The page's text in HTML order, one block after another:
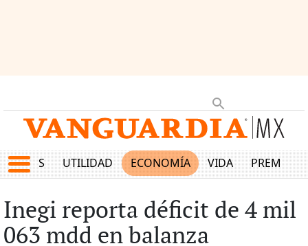
UTILIDAD ECONOMÍA VIDA PREMIUM
Inegi reporta déficit de 4 mil
063 mdd en balanza